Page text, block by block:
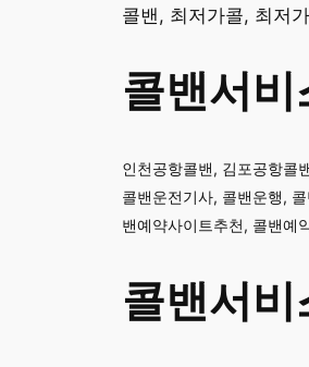
콜밴, 최저가콜, 최저
콜밴서비
인천공항콜밴, 김포공항콜
콜밴운전기사, 콜밴운행,
밴예약사이트추천, 콜밴예
콜밴서비